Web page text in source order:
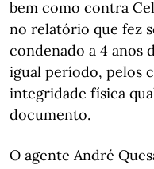
bem como contra
no relatório que fez
condenado a 4 anos
igual período, pelos
integridade física
documento.
O agente André